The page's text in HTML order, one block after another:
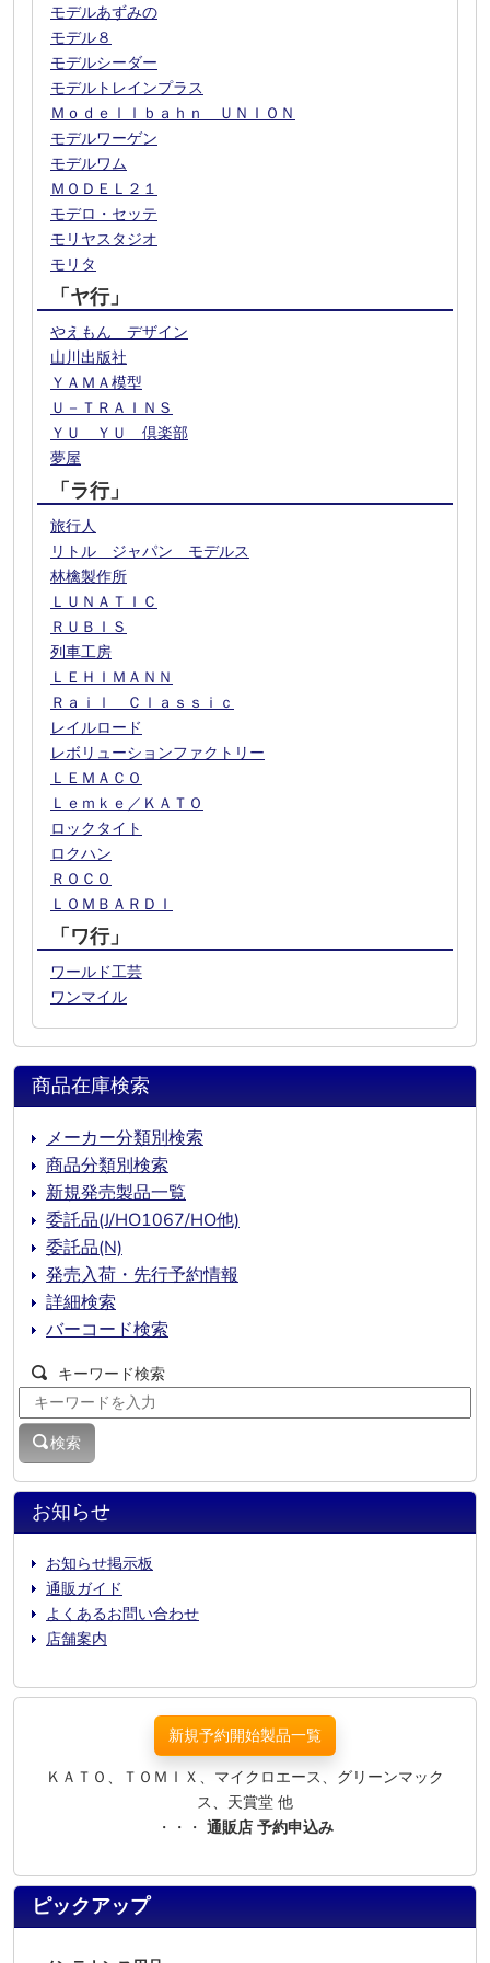
モデルあずみの
モデル８
モデルシーダー
モデルトレインプラス
Ｍｏｄｅｌｌｂａｈｎ ＵＮＩＯＮ
モデルワーゲン
モデルワム
ＭＯＤＥＬ２１
モデロ・セッテ
モリヤスタジオ
モリタ
「ヤ行」
やえもん デザイン
山川出版社
ＹＡＭＡ模型
Ｕ－ＴＲＡＩＮＳ
ＹＵ ＹＵ 倶楽部
夢屋
「ラ行」
旅行人
リトル ジャパン モデルス
林檎製作所
ＬＵＮＡＴＩＣ
ＲＵＢＩＳ
列車工房
ＬＥＨＩＭＡＮＮ
Ｒａｉｌ Ｃｌａｓｓｉｃ
レイルロード
レボリューションファクトリー
ＬＥＭＡＣＯ
Ｌｅｍｋｅ／ＫＡＴＯ
ロックタイト
ロクハン
ＲＯＣＯ
ＬＯＭＢＡＲＤＩ
「ワ行」
ワールド工芸
ワンマイル
お知らせ
お知らせ掲示板
通販ガイド
よくあるお問い合わせ
店舗案内
商品在庫検索
メーカー分類別検索
商品分類別検索
新規発売製品一覧
委託品(J/HO1067/HO他)
委託品(N)
発売入荷・先行予約情報
詳細検索
バーコード検索
キーワード検索
検索
新規予約開始製品一覧
ＫＡＴＯ、ＴＯＭＩＸ、マイクロエース、グリーンマック
ス、天賞堂 他
・・・ 通販店 予約申込み
ピックアップ